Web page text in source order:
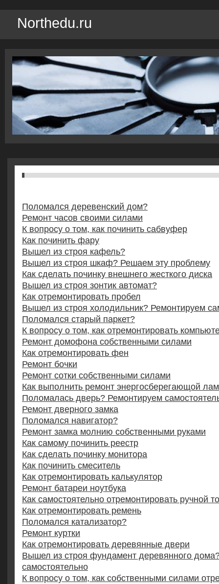
Northedu.ru
Поломался деревенский дом?
Ремонт часов своими силами
К вопросу о том, как починить сабвуфер
Как починить фару
Вышел из строя кафель?
Вышел из строя шкаф? Решаем эту проблему
Как сделать починку внешнего жесткого диска
Вышел из строя зонтик автомат?
Как отремонтировать пробел
Вышел из строя холодильник? Ремонтируем
Поломался старый паркет?
К вопросу о том, как отремонтировать
Ремонт домофона собственными силами
Как отремонтировать фен
Ремонт бочки
Ремонт сотки собственными силами
Как выполнить ремонт энергосберегающой
Поломалась дверь? Ремонтируем
Ремонт дверного замка
Поломался навигатор?
Ремонт замка молнию собственными руками
Как самому починить реестр
Как сделать починку монитора
Как починить смеситель
Как отремонтировать калькулятор
Ремонт батареи ноутбука
Как самостоятельно отремонтировать ручной
Как отремонтировать ремень
Поломался катализатор?
Ремонт куртки
Как отремонтировать деревянные двери
Вышел из строя фундамент деревянного
самостоятельно
К вопросу о том, как собственными силами